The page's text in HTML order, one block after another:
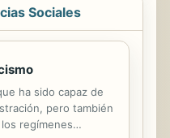
Sociales
ha sido capaz de
pero también
regímenes